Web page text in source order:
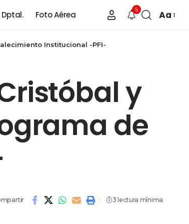
Foto Aérea
5 Aa
Institucional -PFI-
y
de
3 lectura mínima